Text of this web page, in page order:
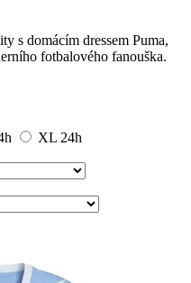
s domácím dressem Puma,
fotbalového fanouška.
XL 24h